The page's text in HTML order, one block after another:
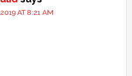
AT 8:21 AM